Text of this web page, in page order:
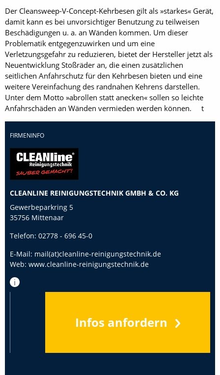
Der Cleansweep-V-Concept-Kehrbesen gilt als »starkes« Gerät,
damit kann es bei unvorsichtiger Benutzung zu teilweisen
Beschädigungen u. a. an Wänden kommen. Um dieser
Problematik entgegenzuwirken und um eine
Verletzungsgefahr zu reduzieren, bietet der Hersteller jetzt als
Neuentwicklung Stoßräder an, die einen zusätzlichen
seitlichen Anfahrschutz für den Kehrbesen bieten und eine
weitere Vereinfachung des randnahen Kehrens darstellen.
Unter dem Motto »abrollen statt anecken« sollen so leichte
Anfahrschäden an Wänden vermieden werden können. t
FIRMENINFO
CLEANLINE REINIGUNGSTECHNIK GMBH & CO. KG
Gewerbeparkring 5
35756 Mittenaar
Telefon: 02778 - 696 45-0
E-Mail: mail(at)cleanline-reinigungstechnik.de
Web: www.cleanline-reinigungstechnik.de
Infos anfordern